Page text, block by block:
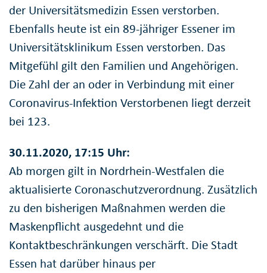
der Universitätsmedizin Essen verstorben.
Ebenfalls heute ist ein 89-jähriger Essener im
Universitätsklinikum Essen verstorben. Das
Mitgefühl gilt den Familien und Angehörigen.
Die Zahl der an oder in Verbindung mit einer
Coronavirus-Infektion Verstorbenen liegt derzeit
bei 123.
30.11.2020, 17:15 Uhr:
Ab morgen gilt in Nordrhein-Westfalen die
aktualisierte Coronaschutzverordnung. Zusätzlich
zu den bisherigen Maßnahmen werden die
Maskenpflicht ausgedehnt und die
Kontaktbeschränkungen verschärft. Die Stadt
Essen hat darüber hinaus per